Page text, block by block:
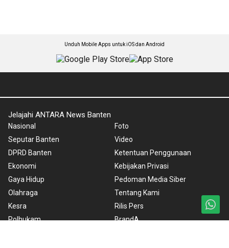
Unduh Mobile Apps untuk iOS dan Android
Jelajahi ANTARA News Banten
Nasional
Seputar Banten
DPRD Banten
Ekonomi
Gaya Hidup
Olahraga
Kesra
Polhukam
Foto
Video
Ketentuan Penggunaan
Kebijakan Privasi
Pedoman Media Siber
Tentang Kami
Rilis Pers
BrandA